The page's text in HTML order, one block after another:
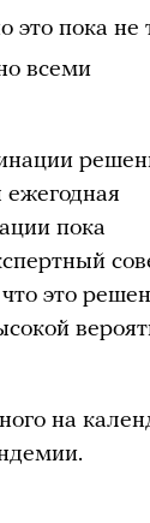
это пока не
всеми
ежегодная
пока
это
на